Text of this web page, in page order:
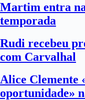
Martim entra
temporada
Rudi recebeu
com Carvalhal
Alice Clemente
oportunidade»